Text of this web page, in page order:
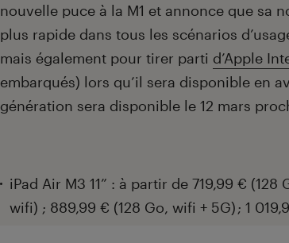
nouvelle puce à la M1 et annonce que sa
plus rapide dans tous les scénarios
mais également pour tirer parti d’Apple
embarqués) lors qu’il sera disponible en
génération sera disponible le 12 mars
iPad Air M3 11” : à partir de 719,99 €
wifi) ; 889,99 € (128 Go, wifi + 5G) ; 1